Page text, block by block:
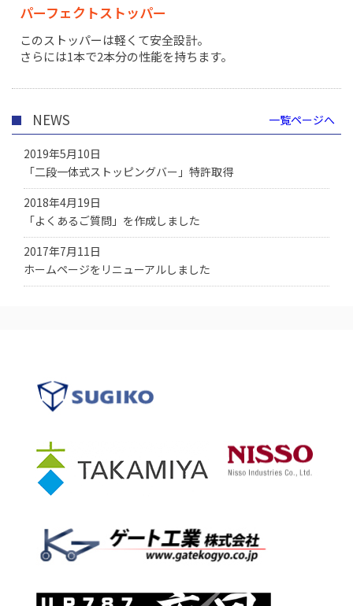
パーフェクトストッパー
このストッパーは軽くて安全設計。
さらには1本で2本分の性能を持ちます。
NEWS 一覧ページへ
2019年5月10日
「二段一体式ストッピングバー」特許取得
2018年4月19日
「よくあるご質問」を作成しました
2017年7月11日
ホームページをリニューアルしました